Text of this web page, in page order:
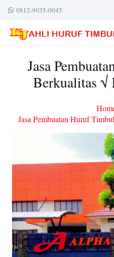
0812-9035-0045
Jasa
Berkualitas √
Jasa Pembuatan Huruf